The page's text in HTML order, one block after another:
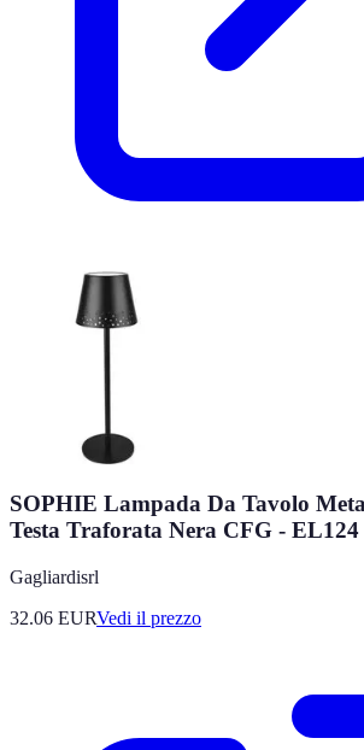
SOPHIE Lampada Da Tavolo
Testa Traforata Nera CFG - EL124
Gagliardisrl
32.06 EURVedi il prezzo